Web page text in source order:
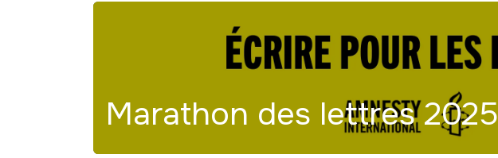
Marathon des lettres 2025